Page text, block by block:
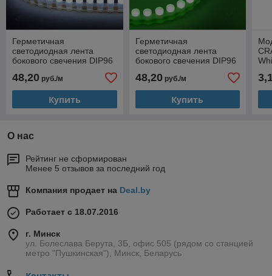
Герметичная
светодиодная лента
бокового свечения DIP96
48,20 руб./м
Купить
Герметичная
светодиодная лента
бокового свечения DIP96
48,20руб./м
Купить
[L]
О нас
Рейтинг не сформирован
Менее 5 отзывов за последний год
Компания продает на Deal.by
Работает с 18.07.2016
г. Минск
ул. Болеслава Берута, 3Б, офис 505 (рядом со станцией
метро "Пушкинская"), Минск, Беларусь